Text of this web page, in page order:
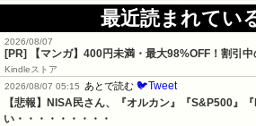
最近読まれてい
2026/08/07
[PR] 【マンガ】400円未満・最大98%OFF！割引中
Kindleストア
2026/08/07 05:15
あとで読む 🐦Tweet
【悲報】NISA民さん、『オルカン』『S&P500』
い・・・・・・・・・